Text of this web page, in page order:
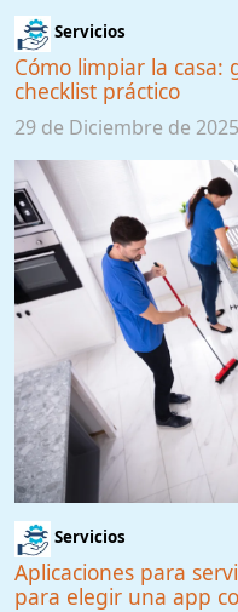
Servicios
Cómo limpiar la casa:
checklist práctico
29 de Diciembre de 2025
Servicios
Aplicaciones para
para elegir una app